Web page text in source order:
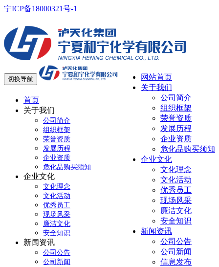
宁ICP备18000321号-1
网站首页
关于我们
公司简介
组织框架
荣誉资质
发展历程
企业资质
危化品购买须知
企业文化
文化理念
文化活动
优秀员工
现场风采
廉洁文化
安全知识
新闻资讯
公司公告
公司新闻
信息发布
切换导航
首页
关于我们
公司简介
组织框架
荣誉资质
发展历程
企业资质
危化品购买须知
企业文化
文化理念
文化活动
优秀员工
现场风采
廉洁文化
安全知识
新闻资讯
公司公告
公司新闻